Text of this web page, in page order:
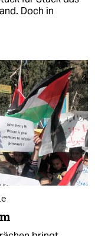
Doch in